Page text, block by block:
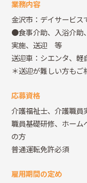
業務内容
金沢市：デイサービス
●食事介助、入浴介助
実施、送迎 等
送迎車：シエンタ、軽
＊送迎が難しい方もご
応募資格
介護福祉士、介護職員
職員基礎研修、ホーム
の方
普通運転免許必須
雇用期間の定め